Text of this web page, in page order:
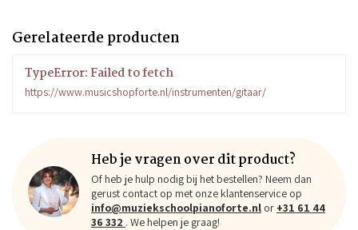
Gerelateerde producten
TypeError: Failed to fetch
https://www.musicshopforte.nl/instrumenten/gitaar/
Heb je vragen over dit product?
Of heb je hulp nodig bij het bestellen? Neem dan
gerust contact op met onze klantenservice op
info@muziekschoolpianoforte.nl or +31 61 44
36 332 . We helpen je graag!